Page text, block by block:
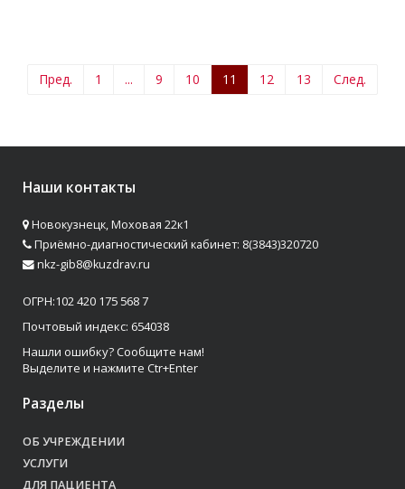
Пред. 1 ... 9 10 11 12 13 След.
Наши контакты
Новокузнецк, Моховая 22к1
Приёмно-диагностический кабинет: 8(3843)320720
nkz-gib8@kuzdrav.ru
ОГРН:102 420 175 568 7
Почтовый индекс: 654038
Нашли ошибку? Сообщите нам!
Выделите и нажмите Ctr+Enter
Разделы
ОБ УЧРЕЖДЕНИИ
УСЛУГИ
ДЛЯ ПАЦИЕНТА